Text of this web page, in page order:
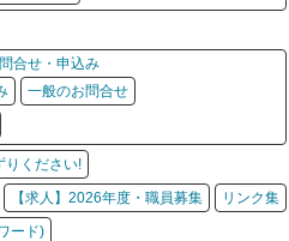
合せ・申込み
一般のお問合せ
りください!
【求人】2026年度・職員募集
リンク集
ード)